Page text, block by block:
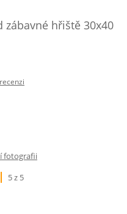
zábavné hřiště 30x40
fotografii
5 z 5